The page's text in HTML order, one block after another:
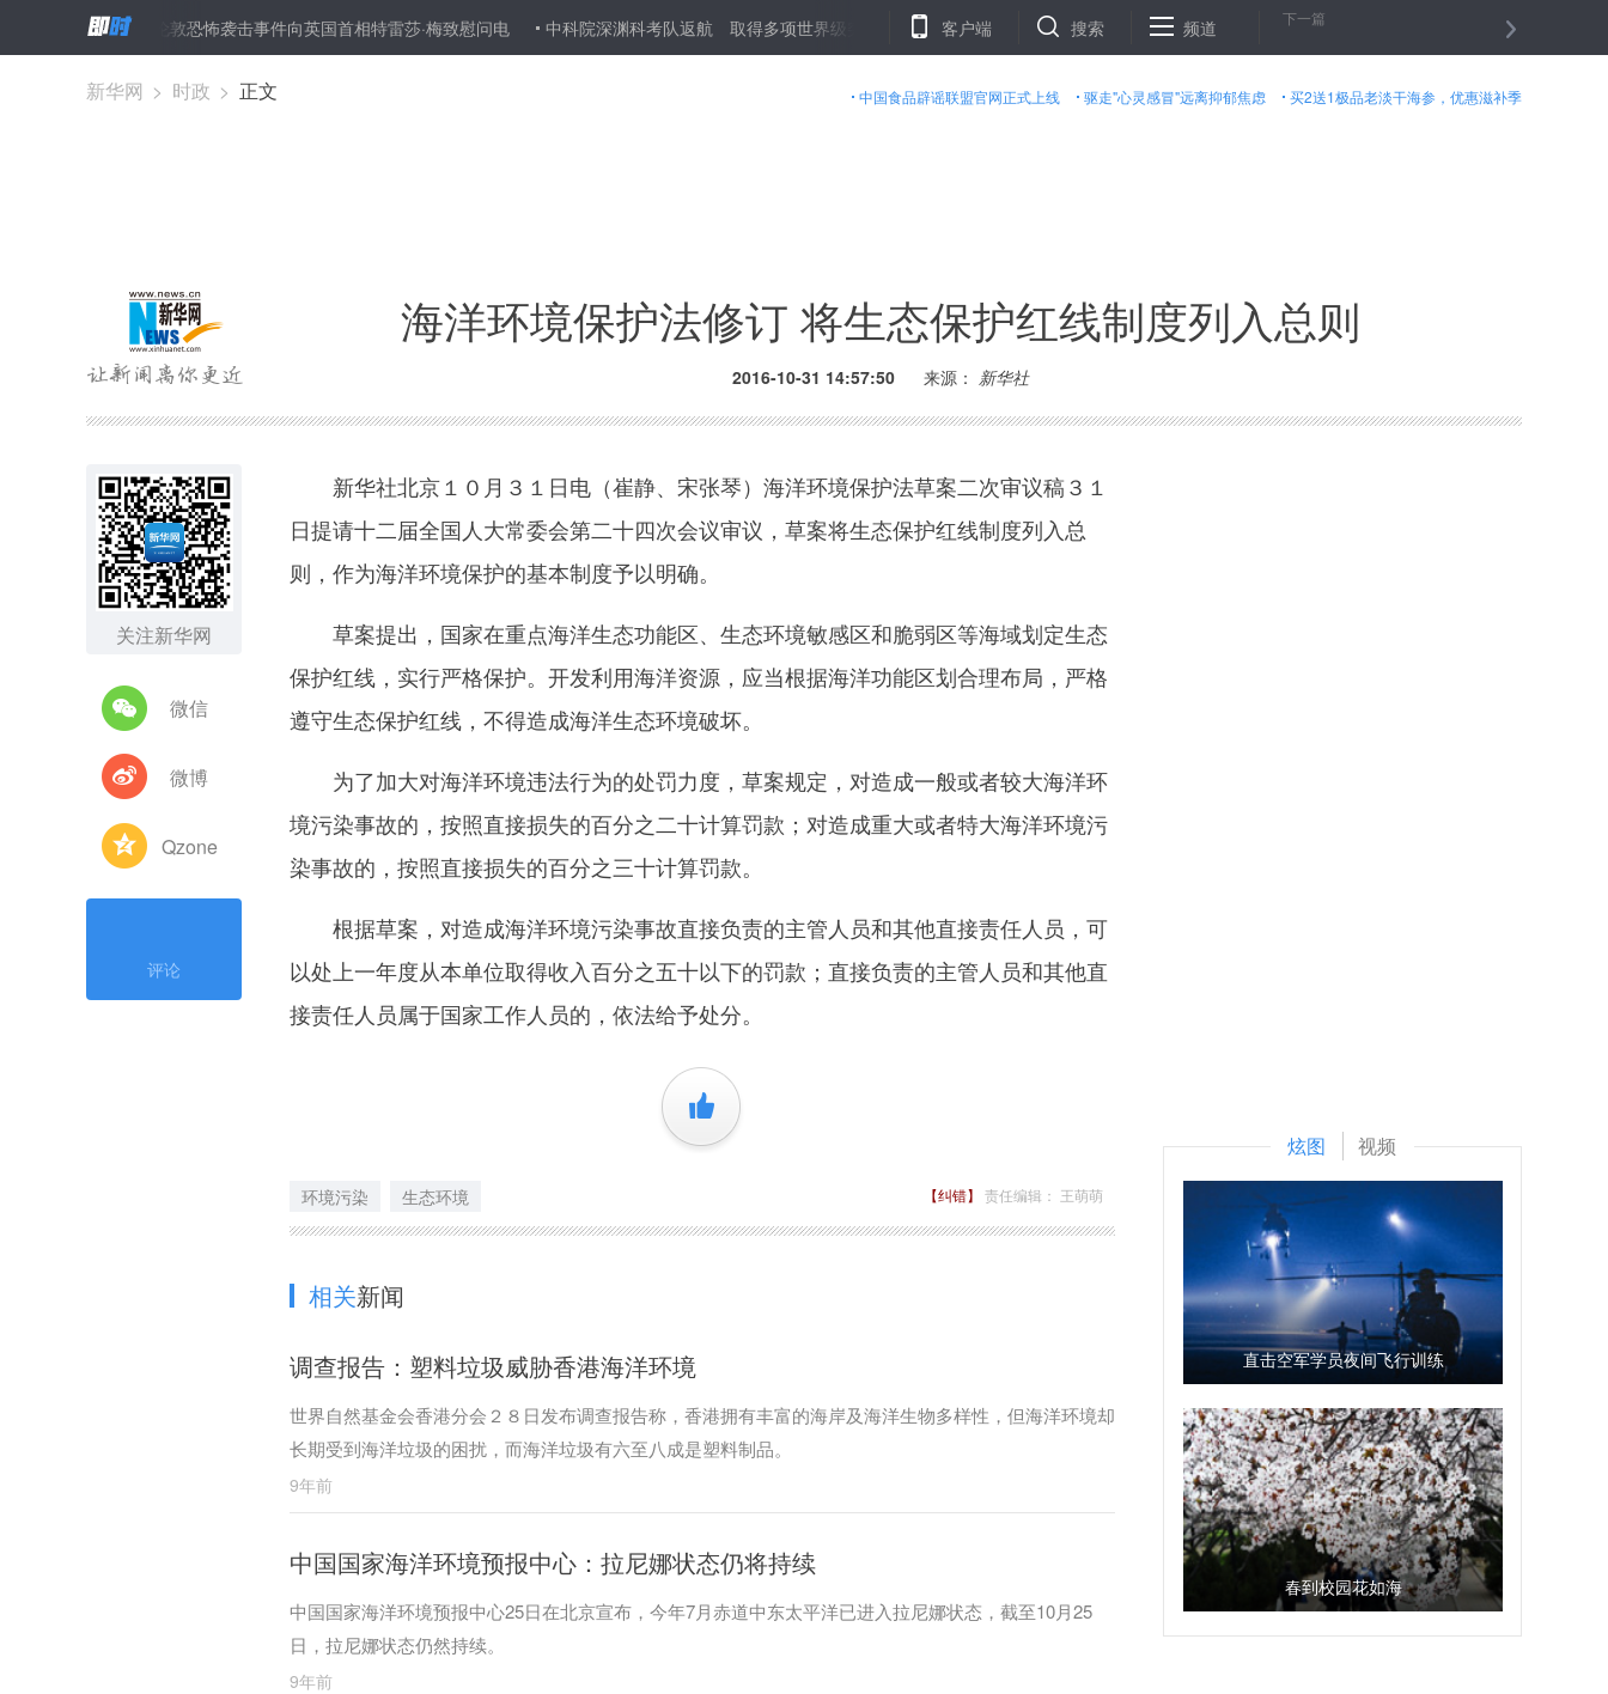
李克强就伦敦恐怖袭击事件向英国首相特雷莎·梅致慰问电 中科院深渊科考队返航 取得多项世界级突破 从追高产到求优质——春耕大忙背后的粮田“变身”记 阿富汗北部一安全检查站遭袭９名警察身亡
客户端 搜索 频道 下一篇
中国食品辟谣联盟官网正式上线 驱走"心灵感冒"远离抑郁焦虑 买2送1极品老淡干海参，优惠滋补季
新华网 > 时政 > 正文
海洋环境保护法修订 将生态保护红线制度列入总则
2016-10-31 14:57:50 来源： 新华社
关注新华网
微信
微博
Qzone
评论
新华社北京１０月３１日电（崔静、宋张琴）海洋环境保护法草案二次审议稿３１
日提请十二届全国人大常委会第二十四次会议审议，草案将生态保护红线制度列入总
则，作为海洋环境保护的基本制度予以明确。
草案提出，国家在重点海洋生态功能区、生态环境敏感区和脆弱区等海域划定生态
保护红线，实行严格保护。开发利用海洋资源，应当根据海洋功能区划合理布局，严格
遵守生态保护红线，不得造成海洋生态环境破坏。
为了加大对海洋环境违法行为的处罚力度，草案规定，对造成一般或者较大海洋环
境污染事故的，按照直接损失的百分之二十计算罚款；对造成重大或者特大海洋环境污
染事故的，按照直接损失的百分之三十计算罚款。
根据草案，对造成海洋环境污染事故直接负责的主管人员和其他直接责任人员，可
以处上一年度从本单位取得收入百分之五十以下的罚款；直接负责的主管人员和其他直
接责任人员属于国家工作人员的，依法给予处分。
+1
环境污染 生态环境 【纠错】 责任编辑： 王萌萌
相关新闻
调查报告：塑料垃圾威胁香港海洋环境
世界自然基金会香港分会２８日发布调查报告称，香港拥有丰富的海岸及海洋生物多样性，但海洋环境却
长期受到海洋垃圾的困扰，而海洋垃圾有六至八成是塑料制品。
9年前
中国国家海洋环境预报中心：拉尼娜状态仍将持续
中国国家海洋环境预报中心25日在北京宣布，今年7月赤道中东太平洋已进入拉尼娜状态，截至10月25
日，拉尼娜状态仍然持续。
9年前
炫图 视频
直击空军学员夜间飞行训练
春到校园花如海